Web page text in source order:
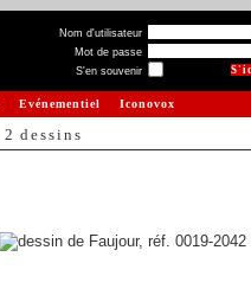
Nom d'utilisateur
Mot de passe
S'en souvenir
Evénementiel Iconovox
2 dessins